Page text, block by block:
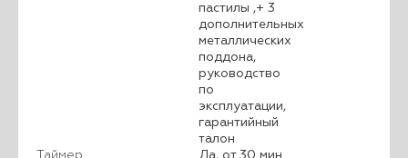
пастилы ,+ 3
дополнительных
металлических
поддона,
руководство
по
эксплуатации,
гарантийный
талон
Таймер
Да, от 30 мин